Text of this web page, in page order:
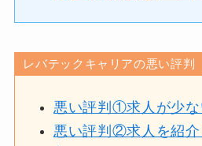
レバテックキャリアの悪い評判
悪い評判①求人が少な
悪い評判②求人を紹介